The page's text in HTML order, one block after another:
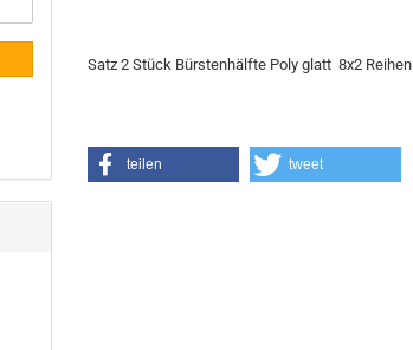
Satz 2 Stück Bürstenhälfte Poly glatt 8x2 Reihen
teilen tweet